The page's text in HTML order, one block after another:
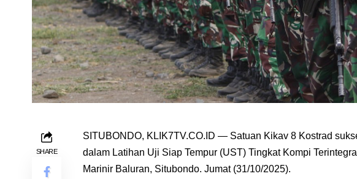
SHARE
SITUBONDO, KLIK7TV.CO.ID — Satuan Kikav 8 Kostrad
dalam Latihan Uji Siap Tempur (UST) Tingkat Kompi
Marinir Baluran, Situbondo. Jumat (31/10/2025).